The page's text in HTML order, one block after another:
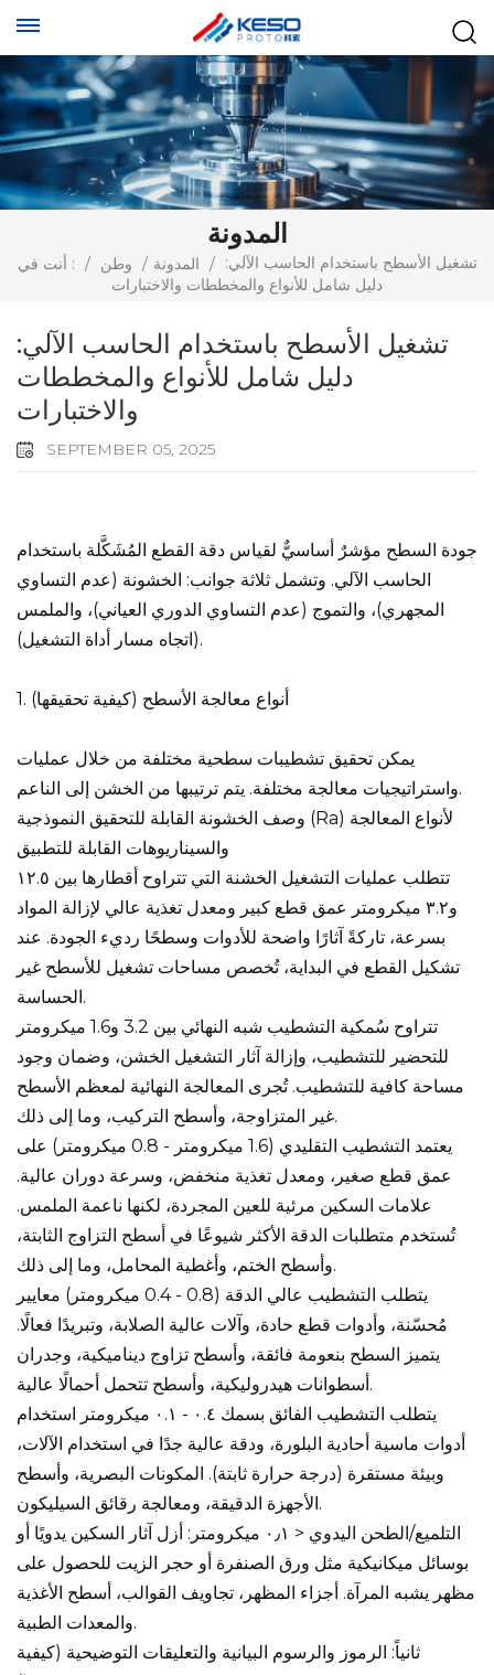
المدونة
أنت في : / وطن / المدونة / تشغيل الأسطح باستخدام الحاسب الآلي:
دليل شامل للأنواع والمخططات والاختبارات
تشغيل الأسطح باستخدام الحاسب الآلي:
دليل شامل للأنواع والمخططات
والاختبارات
SEPTEMBER 05, 2025
جودة السطح مؤشرٌ أساسيٌّ لقياس دقة القطع المُشَكَّلة باستخدام
الحاسب الآلي. وتشمل ثلاثة جوانب: الخشونة (عدم التساوي
المجهري)، والتموج (عدم التساوي الدوري العياني)، والملمس
(اتجاه مسار أداة التشغيل).
1. أنواع معالجة الأسطح (كيفية تحقيقها)
يمكن تحقيق تشطيبات سطحية مختلفة من خلال عمليات
واستراتيجيات معالجة مختلفة. يتم ترتيبها من الخشن إلى الناعم.
وصف الخشونة القابلة للتحقيق النموذجية (Ra) لأنواع المعالجة
والسيناريوهات القابلة للتطبيق
تتطلب عمليات التشغيل الخشنة التي تتراوح أقطارها بين ١٢.٥
و٣.٢ ميكرومتر عمق قطع كبير ومعدل تغذية عالي لإزالة المواد
بسرعة، تاركةً آثارًا واضحة للأدوات وسطحًا رديء الجودة. عند
تشكيل القطع في البداية، تُخصص مساحات تشغيل للأسطح غير
الحساسة.
تتراوح سُمكية التشطيب شبه النهائي بين 3.2 و1.6 ميكرومتر
للتحضير للتشطيب، وإزالة آثار التشغيل الخشن، وضمان وجود
مساحة كافية للتشطيب. تُجرى المعالجة النهائية لمعظم الأسطح
غير المتزاوجة، وأسطح التركيب، وما إلى ذلك.
يعتمد التشطيب التقليدي (1.6 ميكرومتر - 0.8 ميكرومتر) على
عمق قطع صغير، ومعدل تغذية منخفض، وسرعة دوران عالية.
علامات السكين مرئية للعين المجردة، لكنها ناعمة الملمس.
تُستخدم متطلبات الدقة الأكثر شيوعًا في أسطح التزاوج الثابتة،
وأسطح الختم، وأغطية المحامل، وما إلى ذلك.
يتطلب التشطيب عالي الدقة (0.8 - 0.4 ميكرومتر) معايير
مُحسّنة، وأدوات قطع حادة، وآلات عالية الصلابة، وتبريدًا فعالًا.
يتميز السطح بنعومة فائقة، وأسطح تزاوج ديناميكية، وجدران
أسطوانات هيدروليكية، وأسطح تتحمل أحمالًا عالية.
يتطلب التشطيب الفائق بسمك ٠.٤ - ٠.١ ميكرومتر استخدام
أدوات ماسية أحادية البلورة، ودقة عالية جدًا في استخدام الآلات،
وبيئة مستقرة (درجة حرارة ثابتة). المكونات البصرية، وأسطح
الأجهزة الدقيقة، ومعالجة رقائق السيليكون.
التلميع/الطحن اليدوي < ٠٫١ ميكرومتر: أزل آثار السكين يدويًا أو
بوسائل ميكانيكية مثل ورق الصنفرة أو حجر الزيت للحصول على
مظهر يشبه المرآة. أجزاء المظهر، تجاويف القوالب، أسطح الأغذية
والمعدات الطبية.
ثانياً: الرموز والرسوم البيانية والتعليقات التوضيحية (كيفية